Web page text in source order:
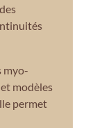
myo-
modèles
permet